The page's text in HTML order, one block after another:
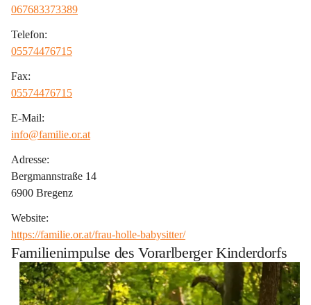
067683373389
Telefon:
05574476715
Fax:
05574476715
E-Mail:
info@familie.or.at
Adresse:
Bergmannstraße 14
6900 Bregenz
Website:
https://familie.or.at/frau-holle-babysitter/
Familienimpulse des Vorarlberger Kinderdorfs